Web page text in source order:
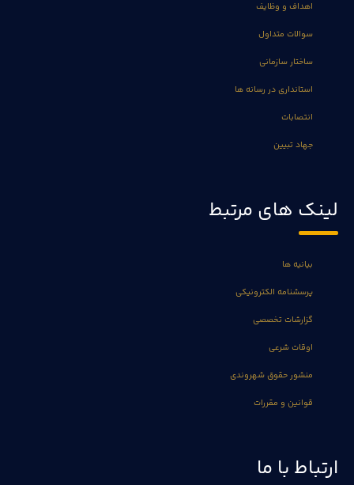
اهداف و وظایف
سوالات متداول
ساختار سازمانی
استانداری در رسانه ها
انتصابات
جهاد تبیین
لینک های مرتبط
بیانیه ها
پرسشنامه الکترونیکی
گزارشات تخصصی
اوقات شرعی
منشور حقوق شهروندی
قوانین و مقررات
ارتباط با ما